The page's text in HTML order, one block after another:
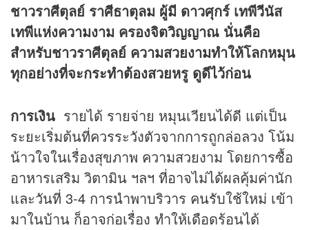
ชาวราศีตุลย์ ราศีธาตุลม ผู้มี ดาวศุกร์ เทพีวีนัส
เทพีแห่งความงาม ครองจิตวิญญาณ นั่นคือ
สำหรับชาวราศีตุลย์ ความสวยงามทำให้โลกหมุน
ทุกอย่างที่จะกระทำต้องสวยหรู ดูดีไว้ก่อน
การเงิน รายได้ รายจ่าย หมุนเวียนได้ดี แต่เป็น
ระยะเริ่มต้นที่ควรระวังตัวจากการถูกล่อลวง โน้ม
น้าวใจในเรื่องสุขภาพ ความสวยงาม โดยการซื้อ
อาหารเสริม วิตามิน ฯลฯ ที่อาจไม่ได้ผลคุ้มค่านัก
และวันที่ 3-4 การนำพาบริวาร คนรับใช้ใหม่ เข้า
มาในบ้าน ก็อาจก่อเรื่อง ทำให้เดือดร้อนได้